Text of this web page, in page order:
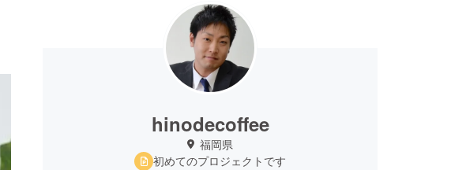
hinodecoffee
福岡県
初めてのプロジェクトです